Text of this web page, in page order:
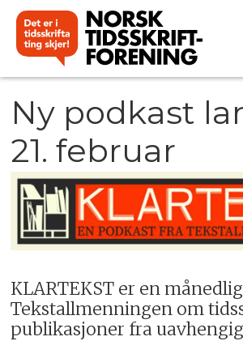
Ny podkast
21. februar
KLARTEKST er en
Tekstallmenningen om
publikasjoner fra